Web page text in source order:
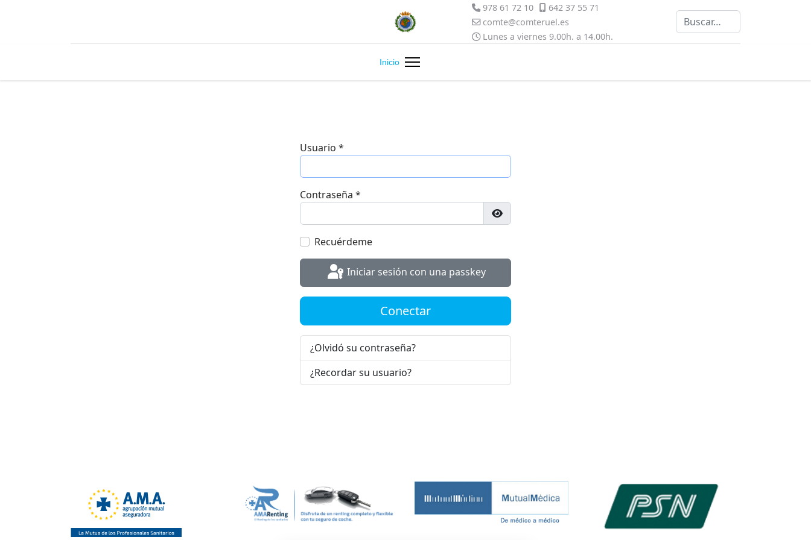
978 61 72 10
642 37 55 71
comte@comteruel.es
Lunes a viernes 9.00h. a 14.00h.
Buscar
Inicio
Usuario *
Contraseña *
Mostrar contraseña
Recuérdeme
Iniciar sesión con una passkey
Conectar
¿Olvidó su contraseña?
¿Recordar su usuario?